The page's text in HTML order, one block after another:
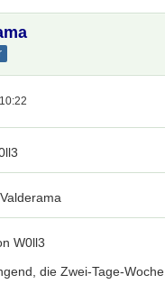
W0ll3
die Zwei-Tage-Woche.